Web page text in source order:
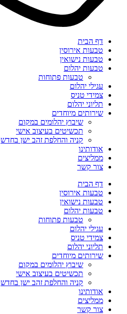
דף הבית
טבעות אירוסין
טבעות נישואין
טבעות יהלום
טבעות פתוחות
עגילי יהלום
צמידי טניס
תליוני יהלום
שירותים מיוחדים
שיבוץ יהלומים במקום
תכשיטים בעיצוב אישי
קניה והחלפת זהב ישן בחדש
אודותינו
ממליצים
צור קשר
דף הבית
טבעות אירוסין
טבעות נישואין
טבעות יהלום
טבעות פתוחות
עגילי יהלום
צמידי טניס
תליוני יהלום
שירותים מיוחדים
שיבוץ יהלומים במקום
תכשיטים בעיצוב אישי
קניה והחלפת זהב ישן בחדש
אודותינו
ממליצים
צור קשר